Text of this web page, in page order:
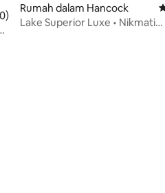
purata 4.96 daripada 5, 130 ulasan
Rumah dalam Hancock
Lake Superior Luxe • Nikmati